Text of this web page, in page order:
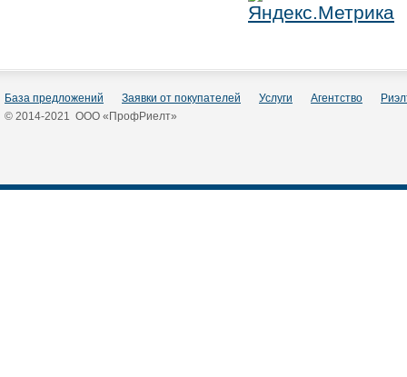
База предложений Заявки от покупателей Услуги Агентство
© 2014-2021 ООО «ПрофРиелт»